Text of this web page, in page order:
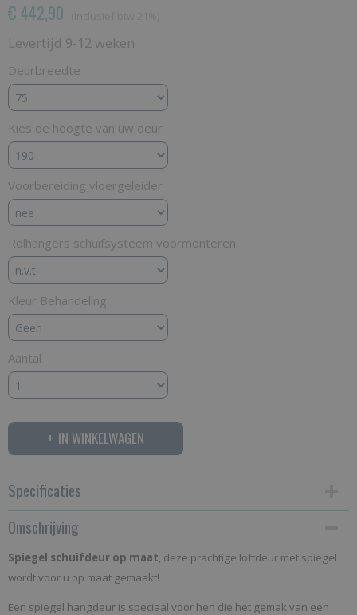
€ 442,90
Levertijd 9-12 weken
Deurbreedte
Kies de hoogte van uw deur
Voorbereiding vloergeleider
Rolhangers schuifsysteem voormonteren
Kleur Behandeling
Aantal
IN WINKELWAGEN
Specificaties
Productcode
Netto gewicht
Omschrijving
Spiegel schuifdeur op maat, deze prachtige loftdeur met spiegel
wordt voor u op maat gemaakt!
Een spiegel hangdeur is speciaal voor hen die het gemak van een